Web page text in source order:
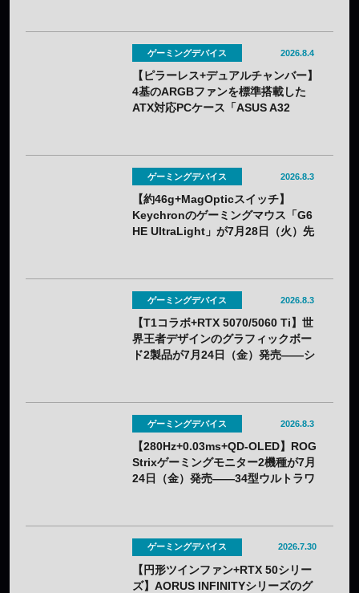
ゲーミングデバイス 2026.8.4
【ピラーレス+デュアルチャンバー】
4基のARGBファンを標準搭載した
ATX対応PCケース「ASUS A32
ゲーミングデバイス 2026.8.3
【約46g+MagOpticスイッチ】
Keychronのゲーミングマウス「G6
HE UltraLight」が7月28日（火）先
ゲーミングデバイス 2026.8.3
【T1コラボ+RTX 5070/5060 Ti】世
界王者デザインのグラフィックボー
ド2製品が7月24日（金）発売——シ
ゲーミングデバイス 2026.8.3
【280Hz+0.03ms+QD-OLED】ROG
Strixゲーミングモニター2機種が7月
24日（金）発売——34型ウルトラワ
ゲーミングデバイス 2026.7.30
【円形ツインファン+RTX 50シリー
ズ】AORUS INFINITYシリーズのグ